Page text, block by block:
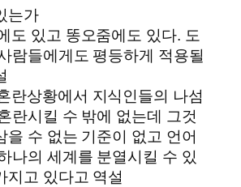
는가
도 있고 똥오줌에도 있다. 도
람들에게도 평등하게 적용될
란상황에서 지식인들의 나섬
란시킬 수 밖에 없는데 그것
을 수 없는 기준이 없고 언어
나의 세계를 분열시킬 수 있
지고 있다고 역설